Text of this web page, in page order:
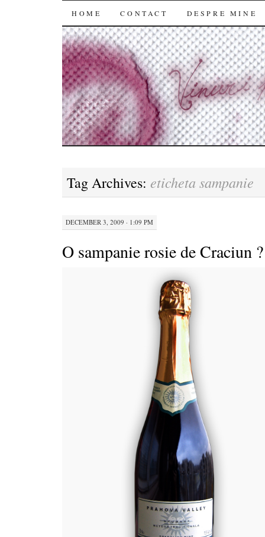
SKIP
TO
CONTENT
HOME CONTACT DESPRE MINE
Tag Archives: eticheta sampanie
DECEMBER 3, 2009 · 1:09 PM
O sampanie rosie de Craciun ?